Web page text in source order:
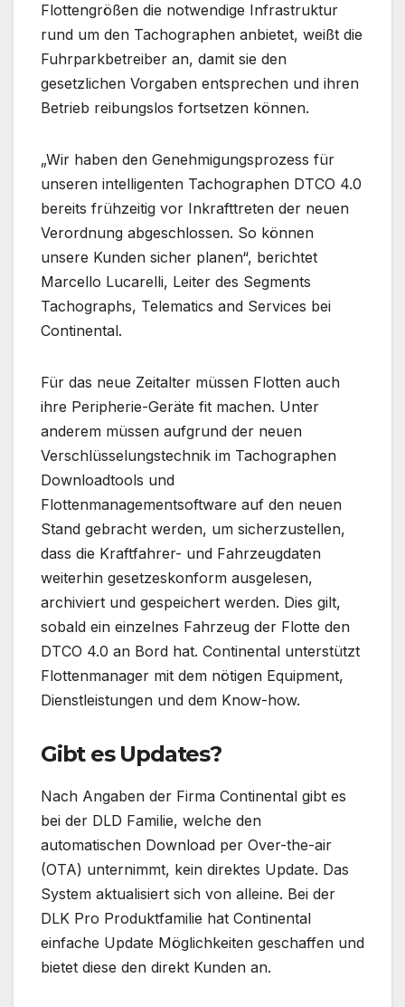
Flottengrößen die notwendige Infrastruktur
rund um den Tachographen anbietet, weißt die
Fuhrparkbetreiber an, damit sie den
gesetzlichen Vorgaben entsprechen und ihren
Betrieb reibungslos fortsetzen können.
„Wir haben den Genehmigungsprozess für
unseren intelligenten Tachographen DTCO 4.0
bereits frühzeitig vor Inkrafttreten der neuen
Verordnung abgeschlossen. So können
unsere Kunden sicher planen“, berichtet
Marcello Lucarelli, Leiter des Segments
Tachographs, Telematics and Services bei
Continental.
Für das neue Zeitalter müssen Flotten auch
ihre Peripherie-Geräte fit machen. Unter
anderem müssen aufgrund der neuen
Verschlüsselungstechnik im Tachographen
Downloadtools und
Flottenmanagementsoftware auf den neuen
Stand gebracht werden, um sicherzustellen,
dass die Kraftfahrer- und Fahrzeugdaten
weiterhin gesetzeskonform ausgelesen,
archiviert und gespeichert werden. Dies gilt,
sobald ein einzelnes Fahrzeug der Flotte den
DTCO 4.0 an Bord hat. Continental unterstützt
Flottenmanager mit dem nötigen Equipment,
Dienstleistungen und dem Know-how.
Gibt es Updates?
Nach Angaben der Firma Continental gibt es
bei der DLD Familie, welche den
automatischen Download per Over-the-air
(OTA) unternimmt, kein direktes Update. Das
System aktualisiert sich von alleine. Bei der
DLK Pro Produktfamilie hat Continental
einfache Update Möglichkeiten geschaffen und
bietet diese den direkt Kunden an.